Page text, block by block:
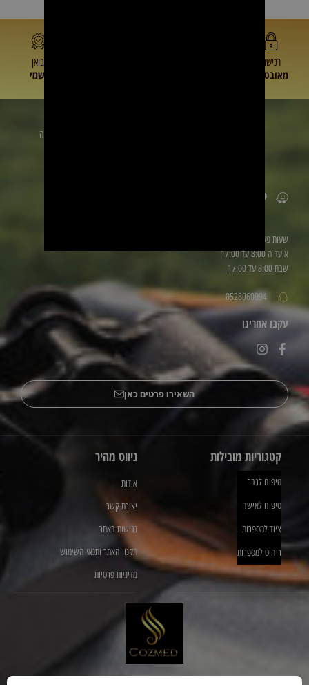
רכישה
מאובטחת
יבואן
רשמי
ניווט מהיר
אודות
יצירת קשר
נגישות באתר
תקנון האתר ותנאי השימוש
מדיניות פרטיות
קטגוריות מובילות
טיפוח לגבר
טיפוח לאישה
ציוד למספרות
ריהוט למספרות
שלנו: טייבה
שעות פעילות
א עד ה 8:00 עד 17:00
שבת 8:00 עד 17:00
0528060094
עקבו אחרינו
השאירו פרטים כאן